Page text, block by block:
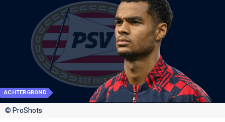
ACHTERGROND
© ProShots